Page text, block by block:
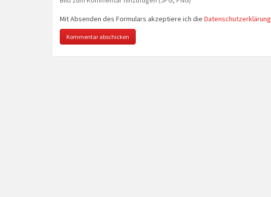
Mit Absenden des Formulars akzeptiere ich die Datenschutzerklärung